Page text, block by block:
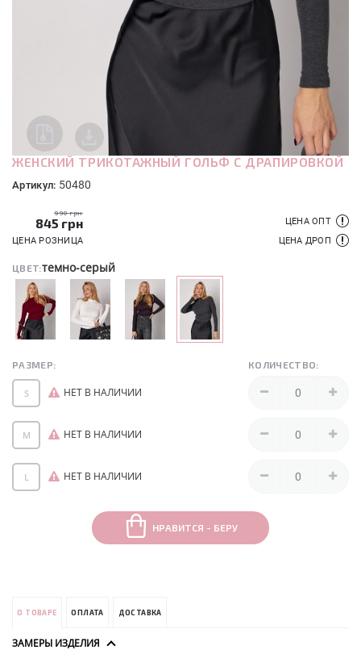
ЖЕНСКИЙ ТРИКОТАЖНЫЙ ГОЛЬФ С ДРАПИРОВКОЙ
Артикул: 50480
990 грн
845 грн
ЦЕНА РОЗНИЦА
ЦЕНА ОПТ
ЦЕНА ДРОП
ЦВЕТ:темно-серый
РАЗМЕР: КОЛИЧЕСТВО:
S НЕТ В НАЛИЧИИ
M НЕТ В НАЛИЧИИ
L НЕТ В НАЛИЧИИ
НРАВИТСЯ - БЕРУ
О ТОВАРЕ ОПЛАТА ДОСТАВКА
ЗАМЕРЫ ИЗДЕЛИЯ